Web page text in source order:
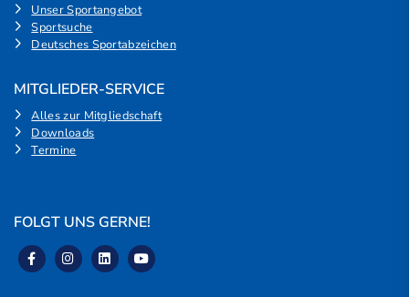
Unser Sportangebot
Sportsuche
Deutsches Sportabzeichen
MITGLIEDER-SERVICE
Alles zur Mitgliedschaft
Downloads
Termine
FOLGT UNS GERNE!